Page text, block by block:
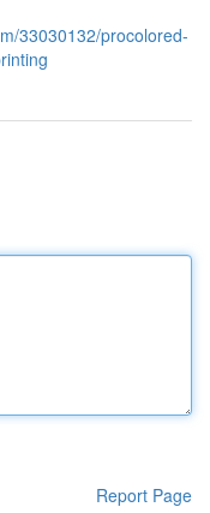
33030132/procolored-
Report Page